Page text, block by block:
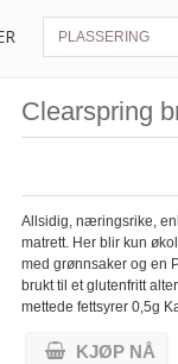
PLASSERING
Clearspring
Allsidig, næringsrike,
matrett. Her blir kun
med grønnsaker og en
brukt til et glutenfritt
mettede fettsyrer 0,5g
KJØP NÅ